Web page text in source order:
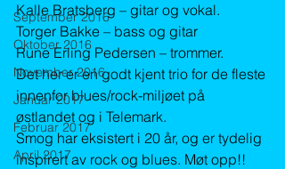
September 2016
Oktober 2016
November 2016
Januar 2017
Februar 2017
April 2017
Kalle Bratsberg – gitar og vokal.
Torger Bakke – bass og gitar
Rune Erling Pedersen – trommer.
Det her er en godt kjent trio for de fleste
innenfor blues/rock-miljøet på
østlandet og i Telemark.
Smog har eksistert i 20 år, og er tydelig
inspirert av rock og blues. Møt opp!!